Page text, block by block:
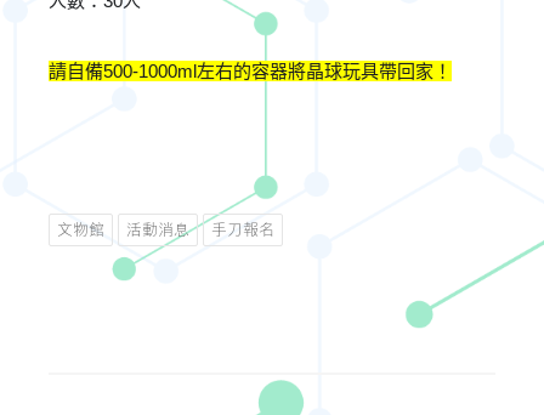
請自備500-1000ml左右的容器將晶球玩具帶回家！
文物館 活動消息 手刀報名